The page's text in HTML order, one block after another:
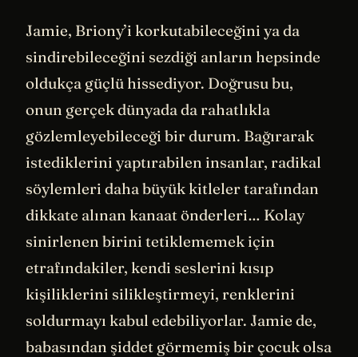
Jamie, Briony’i korkutabileceğini ya da
sindirebileceğini sezdiği anların hepsinde
oldukça güçlü hissediyor. Doğrusu bu,
onun gerçek dünyada da rahatlıkla
gözlemleyebileceği bir durum. Bağırarak
istediklerini yaptırabilen insanlar, radikal
söylemleri daha büyük kitleler tarafından
dikkate alınan kanaat önderleri… Kolay
sinirlenen birini tetiklememek için
etrafındakiler, kendi seslerini kısıp
kişiliklerini silikleştirmeyi, renklerini
soldurmayı kabul edebiliyorlar. Jamie de,
babasından şiddet görmemiş bir çocuk olsa